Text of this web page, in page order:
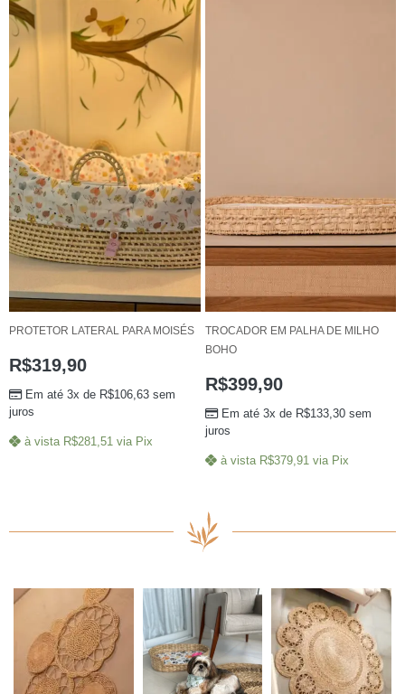
PROTETOR LATERAL PARA MOISÉS
R$319,90
Em até 3x de R$106,63 sem
juros
à vista R$281,51 via Pix
TROCADOR EM PALHA DE MILHO
BOHO
R$399,90
Em até 3x de R$133,30sem
juros
à vista R$379,91 via Pix